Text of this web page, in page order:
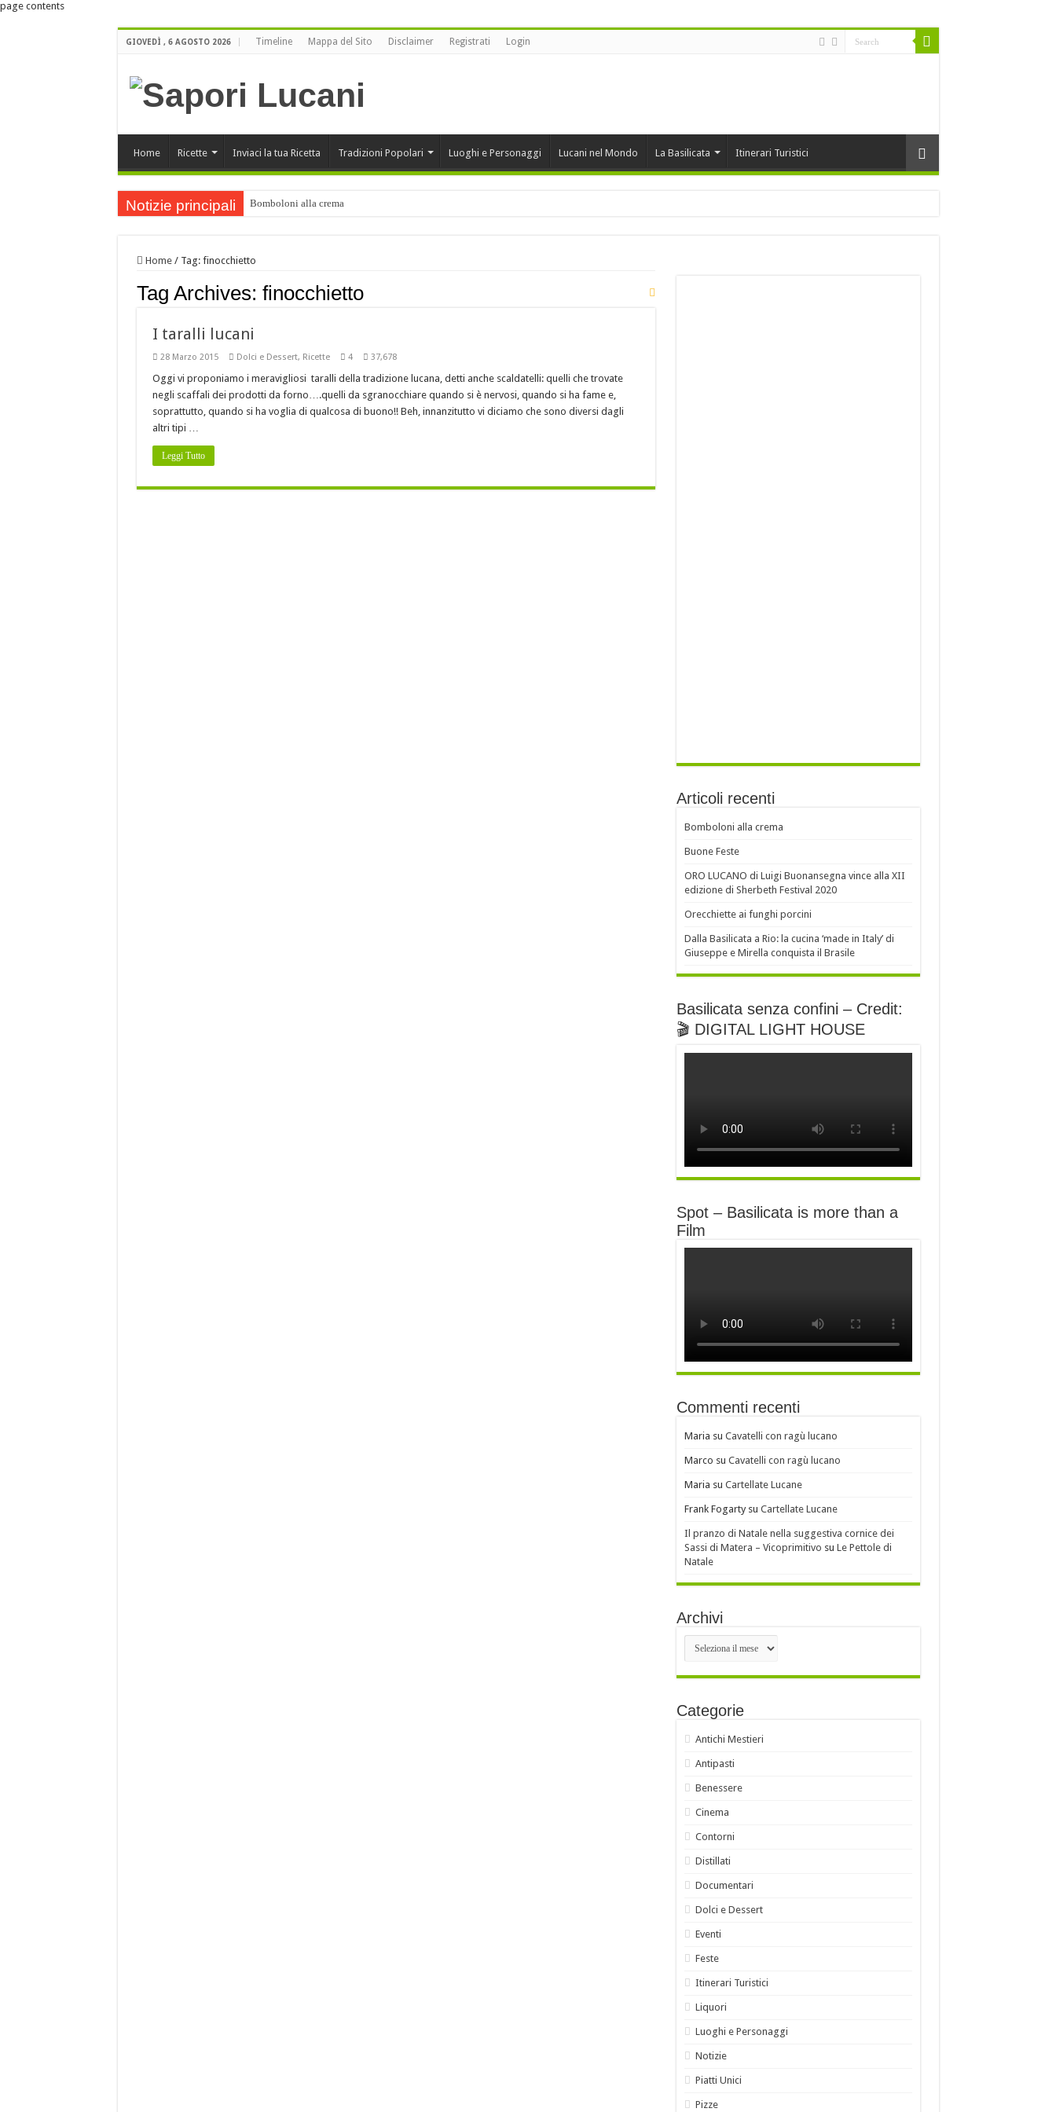
page contents
GIOVEDÌ , 6 AGOSTO 2026 Timeline Mappa del Sito Disclaimer Registrati Login
Home Ricette Inviaci la tua Ricetta Tradizioni Popolari Luoghi e Personaggi Lucani nel Mondo La Basilicata Itinerari Turistici
Notizie principali Bomboloni alla crema
Buone Feste !!!
Cartellate Lucane
Baccalà con i peperoni cruschi
È DELLA BASILICATA LA MIGLIORE CUCINA REGIONALE D’ITALIA !
Costine di maiale con peperoni rossi sott’aceto
Home / Tag: finocchietto
Tag Archives: finocchietto
I taralli lucani
28 Marzo 2015 Dolci e Dessert, Ricette 4 37,678
Oggi vi proponiamo i meravigliosi taralli della tradizione lucana, detti anche scaldatelli: quelli che trovate
negli scaffali dei prodotti da forno….quelli da sgranocchiare quando si è nervosi, quando si ha fame e,
soprattutto, quando si ha voglia di qualcosa di buono!! Beh, innanzitutto vi diciamo che sono diversi dagli
altri tipi …
Leggi Tutto
Articoli recenti
Bomboloni alla crema
Buone Feste
ORO LUCANO di Luigi Buonansegna vince alla XII
edizione di Sherbeth Festival 2020
Orecchiette ai funghi porcini
Dalla Basilicata a Rio: la cucina ‘made in Italy’ di
Giuseppe e Mirella conquista il Brasile
Basilicata senza confini – Credit:
🎬 DIGITAL LIGHT HOUSE
Spot – Basilicata is more than a
Film
Commenti recenti
Maria su Cavatelli con ragù lucano
Marco su Cavatelli con ragù lucano
Maria su Cartellate Lucane
Frank Fogartysu Cartellate Lucane
Il pranzo di Natale nella suggestiva cornice dei
Sassi di Matera – Vicoprimitivo su Le Pettole di
Natale
Archivi
Archivi
Categorie
Antichi Mestieri
Antipasti
Benessere
Cinema
Contorni
Distillati
Documentari
Dolci e Dessert
Eventi
Feste
Itinerari Turistici
Liquori
Luoghi e Personaggi
Notizie
Piatti Unici
Pizze